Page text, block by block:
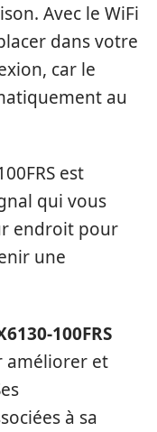
Avec le WiFi
dans votre
car le
au
est
qui vous
endroit pour
une
100FRS
améliorer et
à sa